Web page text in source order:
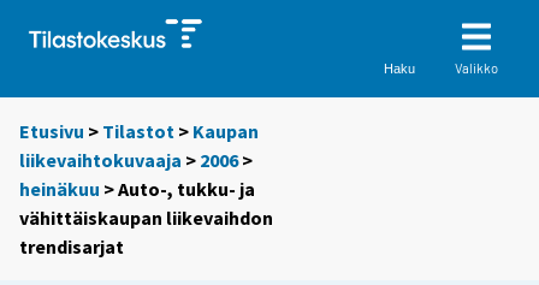
Haku Valikko
Etusivu > Tilastot > Kaupan
liikevaihtokuvaaja > 2006>
heinäkuu > Auto-, tukku- ja
vähittäiskaupan liikevaihdon
trendisarjat